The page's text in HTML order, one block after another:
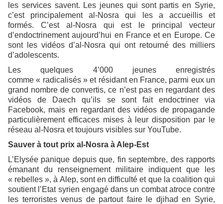
les services savent. Les jeunes qui sont partis en Syrie,
c’est principalement al-Nosra qui les a accueillis et
formés. C’est al-Nosra qui est le principal vecteur
d’endoctrinement aujourd’hui en France et en Europe. Ce
sont les vidéos d’al-Nosra qui ont retourné des milliers
d’adolescents.
Les quelques 4’000 jeunes enregistrés
comme « radicalisés » et résidant en France, parmi eux un
grand nombre de convertis, ce n’est pas en regardant des
vidéos de Daech qu’ils se sont fait endoctriner via
Facebook, mais en regardant des vidéos de propagande
particulièrement efficaces mises à leur disposition par le
réseau al-Nosra et toujours visibles sur YouTube.
Sauver à tout prix al-Nosra à Alep-Est
L’Elysée panique depuis que, fin septembre, des rapports
émanant du renseignement militaire indiquent que les
« rebelles », à Alep, sont en difficulté et que la coalition qui
soutient l’Etat syrien engagé dans un combat atroce contre
les terroristes venus de partout faire le djihad en Syrie,